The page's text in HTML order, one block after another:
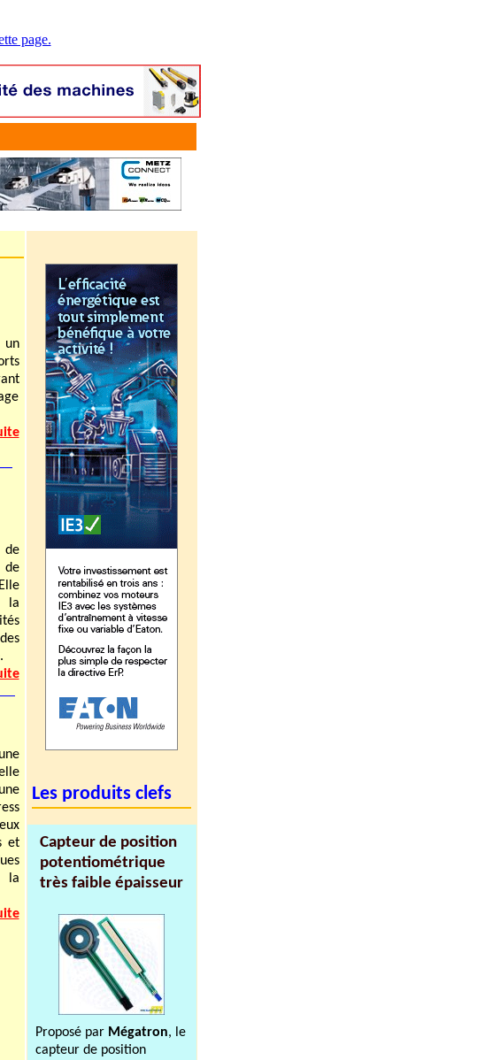
page.
un
la
et
la
Les produits clefs
Capteur de position
potentiométrique
très faible épaisseur
Proposé par Mégatron, le
capteur de position